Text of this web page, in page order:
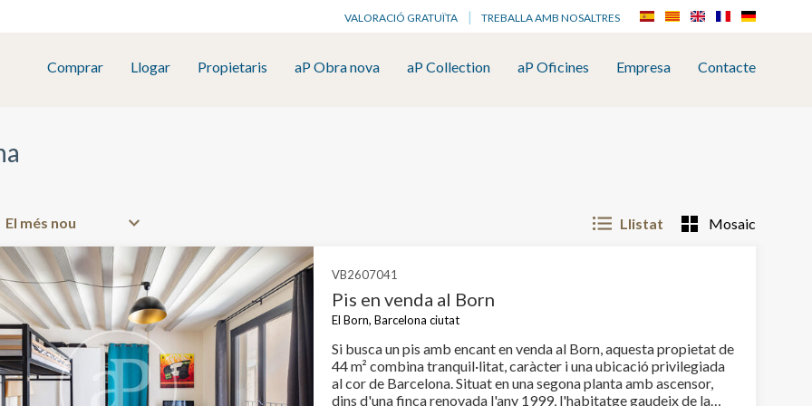
VALORACIÓ GRATUÏTA TREBALLA AMB NOSALTRES
Comprar Llogar Propietaris aP Obra nova aP Collection aP Oficines Empresa Contacte
Llistat Mosaic
VB2607041
Pis en venda al Born
El Born, Barcelona ciutat
Si busca un pis amb encant en venda al Born, aquesta propietat de
44 m² combina tranquil·litat, caràcter i una ubicació privilegiada
al cor de Barcelona. Situat en una segona planta amb ascensor,
dins d'una finca renovada l'any 1999, l'habitatge gaudeix de la